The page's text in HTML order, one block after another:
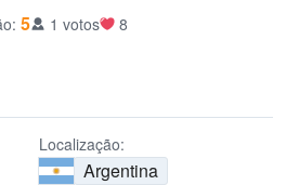
: 5 1 votos 8
Localização:
Argentina